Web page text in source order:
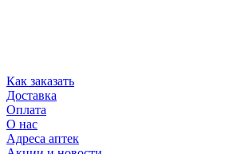
Как заказать
Доставка
Оплата
О нас
Адреса аптек